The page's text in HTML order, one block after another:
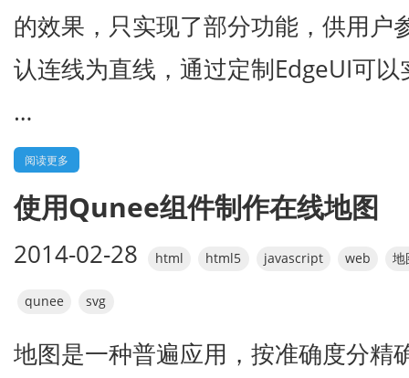
的效果，只实现了部分功能，供用户
认连线为直线，通过定制EdgeUI可
…
阅读更多
使用Qunee组件制作在线地图
2014-02-28 html html5 javascript web 地
qunee svg
地图是一种普遍应用，按准确度分精